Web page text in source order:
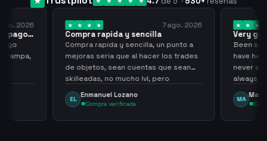
2026
pago…
trampa,
7 ago. 2026
Compra rapida y sencilla
Compra rapida y sencilla, un punto a
mejoras seria que al hacer los trades
de objetos, sean cuentas que sean
skilleadas, no mucho lvl, pero
tampoco una lvl 3, ya que puede
comprometer mi cuenta
EL
Enmanuel Lozano
Compra verificada
Very
Been
have
never
always
MA